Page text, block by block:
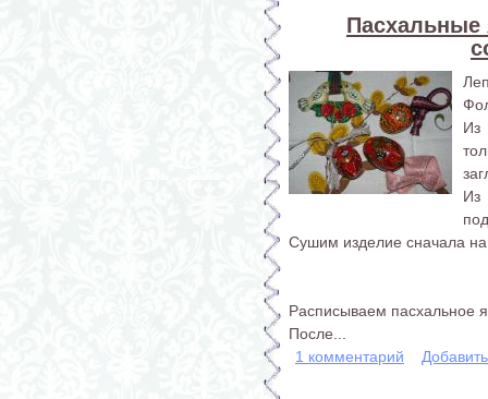
Пасхальные
Из
Из
Сушим изделие сначала
Расписываем пасхальное
После...
1 комментарий